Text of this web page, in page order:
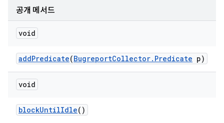
공개 메서드
void
addPredicate(BugreportCollector. Predicate p)
void
blockUntilIdle()